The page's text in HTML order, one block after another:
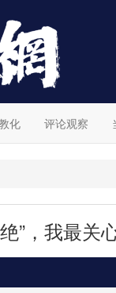
化 评论观察
”，我最关